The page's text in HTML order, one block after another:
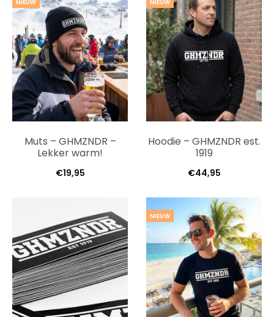
NIEUW
Muts – GHMZNDR –
Lekker warm!
€19,95
NIEUW
Hoodie – GHMZNDR est.
1919
€44,95
NIEUW